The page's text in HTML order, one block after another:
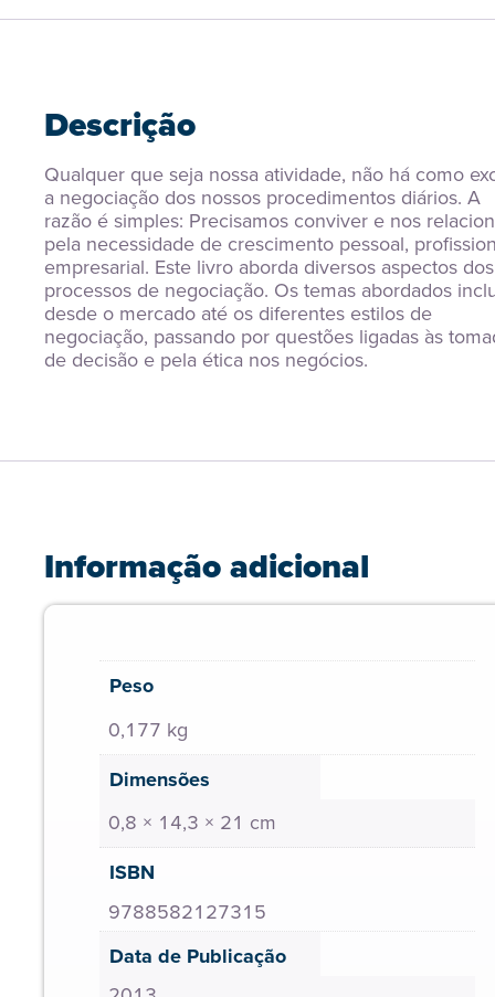
Descrição
Qualquer que seja nossa atividade, não há como
a negociação dos nossos procedimentos diários. A
razão é simples: Precisamos conviver e nos
pela necessidade de crescimento pessoal,
empresarial. Este livro aborda diversos aspectos dos
processos de negociação. Os temas abordados
desde o mercado até os diferentes estilos de
negociação, passando por questões ligadas às
de decisão e pela ética nos negócios.
Informação adicional
Peso
0,177 kg
Dimensões
0,8 × 14,3 × 21 cm
ISBN
9788582127315
Data de Publicação